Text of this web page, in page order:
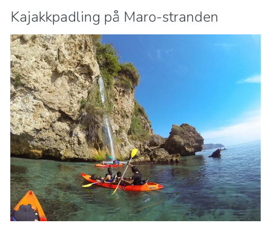
Kajakkpadling på Maro-stranden